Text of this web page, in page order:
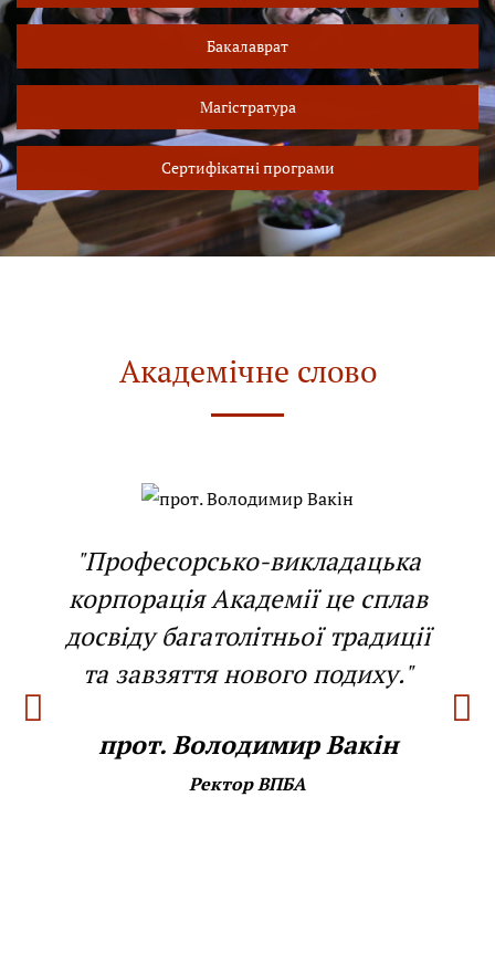
Бакалаврат
Магістратура
Сертифікатні програми
Академічне слово
"Професорсько-викладацька
корпорація Академії це сплав
досвіду багатолітньої традиції
та завзяття нового подиху."
прот. Володимир Вакін
Ректор ВПБА